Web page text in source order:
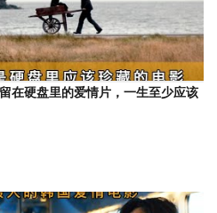
在硬盘里的爱情片，一生至少应该